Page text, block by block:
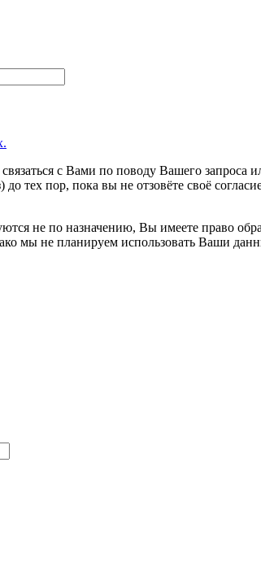
с Вами по поводу Вашего запроса
тех пор, пока вы не отзовёте своё
не по назначению, Вы имеете право
мы не планируем использовать Ваши